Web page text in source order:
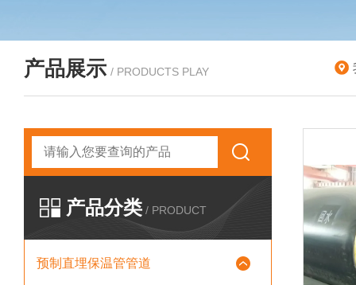
产品展示 / PRODUCTS PLAY
产品分类 / PRODUCT
预制直埋保温管管道